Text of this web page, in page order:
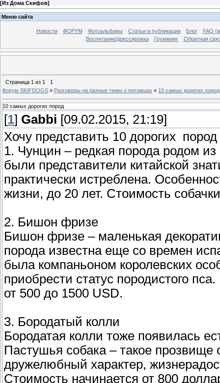
[Из Дома Скифов]
Меню сайта
Новости ФОРУМ Фотоальбомы Статьи и публикации Блог
FAQ
Воспитание/дрессировка
Грумминг Обратная
Страница 1 из 1
1
Форум SKIFDOGS » Разговоры на разные темы о питомцах » 10 самых дорогих пород
10 самых дорогих пород
[1] Gabbi [09.02.2015, 21:19]
Хочу представить 10 дорогих пород
1. Чунцин – редкая порода родом
были представители китайской
практически истреблена.
жизни, до 20 лет. Стоимость
2. Бишон фризе
Бишон фризе – маленькая
порода известна еще со времен
была компаньоном королевских
приобрести статус породистого
от 500 до 1500 USD.
3. Бородатый колли
Бородатая колли тоже появилась
Пастушья собака – такое
дружелюбный характер,
Стоимость начинается от 800